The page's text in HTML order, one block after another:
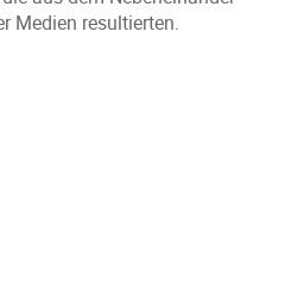
Medien resultierten.